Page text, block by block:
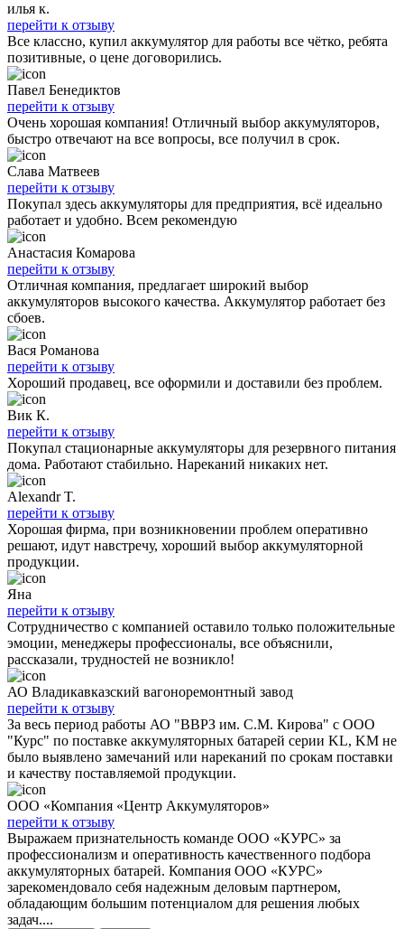
илья к.
перейти к отзыву
Все классно, купил аккумулятор для работы все чётко, ребята
позитивные, о цене договорились.
Павел Бенедиктов
перейти к отзыву
Очень хорошая компания! Отличный выбор аккумуляторов,
быстро отвечают на все вопросы, все получил в срок.
Слава Матвеев
перейти к отзыву
Покупал здесь аккумуляторы для предприятия, всё идеально
работает и удобно. Всем рекомендую
Анастасия Комарова
перейти к отзыву
Отличная компания, предлагает широкий выбор
аккумуляторов высокого качества. Аккумулятор работает без
сбоев.
Вася Романова
перейти к отзыву
Хороший продавец, все оформили и доставили без проблем.
Вик К.
перейти к отзыву
Покупал стационарные аккумуляторы для резервного питания
дома. Работают стабильно. Нареканий никаких нет.
Alexandr T.
перейти к отзыву
Хорошая фирма, при возникновении проблем оперативно
решают, идут навстречу, хороший выбор аккумуляторной
продукции.
Яна
перейти к отзыву
Сотрудничество с компанией оставило только положительные
эмоции, менеджеры профессионалы, все объяснили,
рассказали, трудностей не возникло!
АО Владикавказский вагоноремонтный завод
перейти к отзыву
За весь период работы АО "ВВРЗ им. С.М. Кирова" с ООО
"Курс" по поставке аккумуляторных батарей серии KL, KM не
было выявлено замечаний или нареканий по срокам поставки
и качеству поставляемой продукции.
ООО «Компания «Центр Аккумуляторов»
перейти к отзыву
Выражаем признательность команде ООО «КУРС» за
профессионализм и оперативность качественного подбора
аккумуляторных батарей. Компания ООО «КУРС»
зарекомендовало себя надежным деловым партнером,
обладающим большим потенциалом для решения любых
задач....